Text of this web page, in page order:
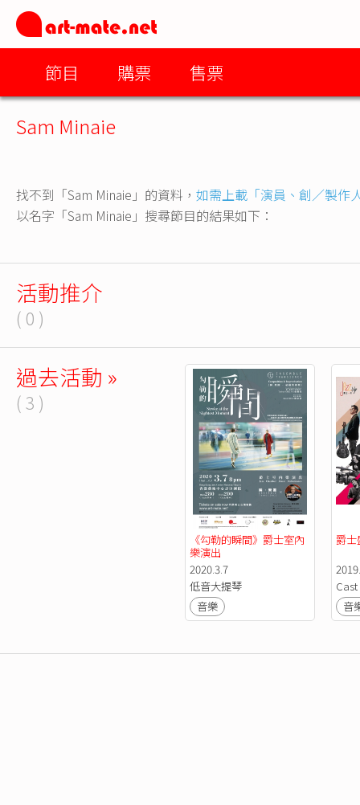
節目 購票 售票
Sam Minaie
找不到「Sam Minaie」的資料， 如需上載「演員、創／製作
以名字「Sam Minaie」搜尋節目的結果如下：
活動推介
( 0 )
過去活動 »
( 3 )
《勾勒的瞬間》爵士室內
樂演出
2020.3.7
低音大提琴
音樂
爵
Cast
音